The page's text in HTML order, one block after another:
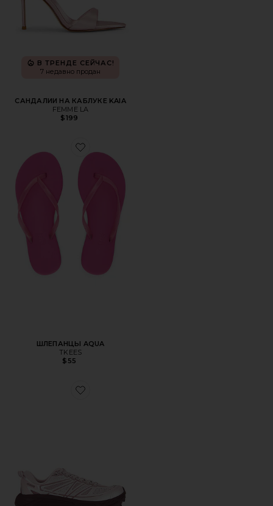
В ТРЕНДЕ СЕЙЧАС!
7 недавно продан
САНДАЛИИ НА КАБЛУКЕ KAIA
FEMME LA
$199
Favorite ШЛЕПАНЦЫ AQUA
ШЛЕПАНЦЫ AQUA
TKEES
$55
Favorite КРОССОВКИ MAFATE SPEED 2 TS